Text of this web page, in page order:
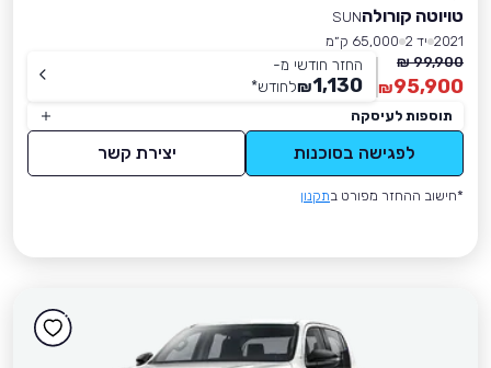
טויוטה קורולהSUN
2021 יד 2
65,000 ק״מ
99,900 ₪
95,900
₪
החזר חודשי מ-
1,130
₪לחודש*
תוספות לעיסקה
לפגישה בסוכנות יצירת קשר
*חישוב ההחזר מפורט בתקנון